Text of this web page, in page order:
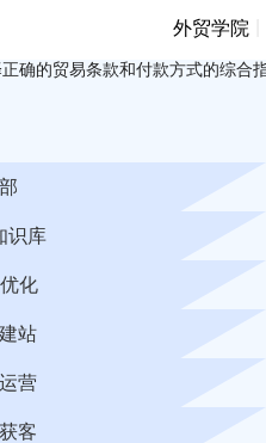
外贸学院
确的贸易条款和付款方式的综合
识库
化
站
营
客